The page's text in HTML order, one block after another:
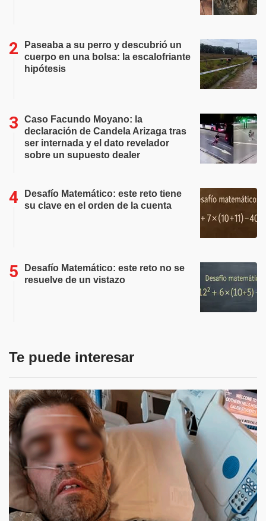
Paseaba a su perro y descubrió un
cuerpo en una bolsa: la escalofriante
hipótesis
Caso Facundo Moyano: la
declaración de Candela Arizaga tras
ser internada y el dato revelador
sobre un supuesto dealer
Desafío Matemático: este reto tiene
su clave en el orden de la cuenta
Desafío Matemático: este reto no se
resuelve de un vistazo
Te puede interesar